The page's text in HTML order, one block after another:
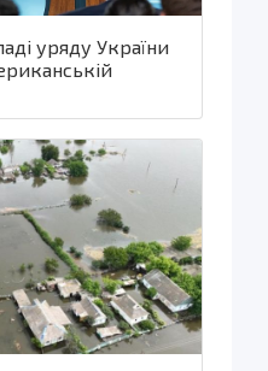
уряду України